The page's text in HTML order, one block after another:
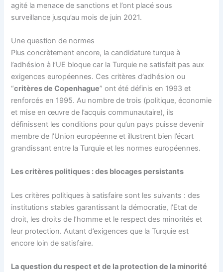
agité la menace de sanctions et l’ont placé sous
surveillance jusqu’au mois de juin 2021.
Une question de normes
Plus concrètement encore, la candidature turque à
l’adhésion à l’UE bloque car la Turquie ne satisfait pas aux
exigences européennes. Ces critères d’adhésion ou
“critères de Copenhague” ont été définis en 1993 et
renforcés en 1995. Au nombre de trois (politique, économie
et mise en œuvre de l’acquis communautaire), ils
définissent les conditions pour qu’un pays puisse devenir
membre de l’Union européenne et illustrent bien l’écart
grandissant entre la Turquie et les normes européennes.
Les critères politiques : des blocages persistants
Les critères politiques à satisfaire sont les suivants : des
institutions stables garantissant la démocratie, l’Etat de
droit, les droits de l’homme et le respect des minorités et
leur protection. Autant d’exigences que la Turquie est
encore loin de satisfaire.
La question du respect et de la protection de la minorité